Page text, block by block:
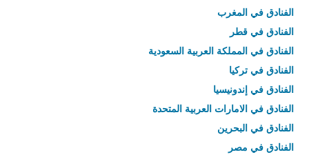
الفنادق في المغرب
الفنادق في قطر
الفنادق في المملكة العربية السعودية
الفنادق في تركيا
الفنادق في إندونيسيا
الفنادق في الامارات العربية المتحدة
الفنادق في البحرين
الفنادق في مصر